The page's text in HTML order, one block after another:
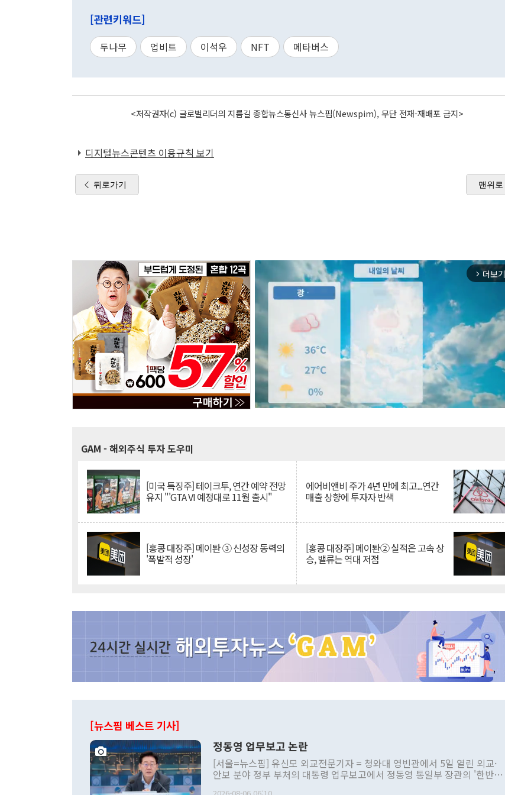
[관련키워드]
두나무 업비트 이석우 NFT 메타버스
<저작권자(c) 글로벌리더의 지름길 종합뉴스통신사 뉴스핌(Newspim), 무단 전재-재배포 금지>
디지털뉴스콘텐츠 이용규칙 보기
뒤로가기 맨위로
arrow_forward_ios 더보기
GAM - 해외주식 투자 도우미
[미국 특징주] 테이크투, 연간 예약 전망
유지 "'GTA VI 예정대로 11월 출시"
에어비앤비 주가 4년 만에 최고...연간
매출 상향에 투자자 반색
[홍콩 대장주] 메이퇀 ③ 신성장 동력의
'폭발적 성장'
[홍콩 대장주] 메이퇀② 실적은 고속 상
승, 밸류는 역대 저점
[뉴스핌 베스트 기사]
정동영 업무보고 논란
[서울=뉴스핌] 유신모 외교전문기자 = 청와대 영빈관에서 5일 열린 외교·
안보 분야 정부 부처의 대통령 업무보고에서 정동영 통일부 장관의 '한반도